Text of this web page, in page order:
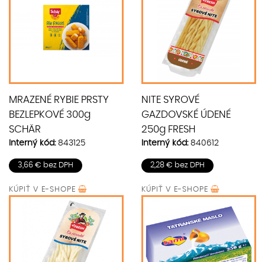
MRAZENÉ RYBIE PRSTY
BEZLEPKOVÉ 300g
SCHÄR
Interný kód:843125
3,66 € bez DPH
KÚPIŤ V E-SHOPE
NITE SYROVÉ
GAZDOVSKÉ ÚDENÉ
250g FRESH
Interný kód:840612
2,28 € bez DPH
KÚPIŤ V E-SHOPE